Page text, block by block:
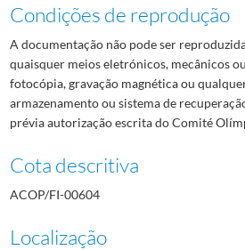
Condições de reprodução
A documentação não pode ser
quaisquer meios eletrónicos, mecânicos
fotocópia, gravação magnética ou
armazenamento ou sistema de
prévia autorização escrita do Comité
Cota descritiva
ACOP/FI-00604
Localização